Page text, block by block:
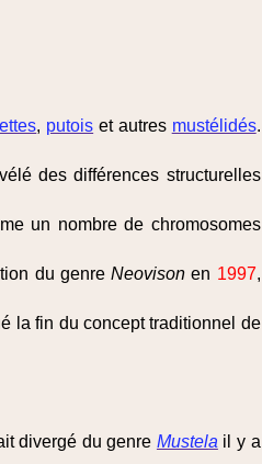
, putois et autres mustélidés.
des différences structurelles
un nombre de chromosomes
du genreNeovison en 1997,
la fin du concept traditionnel de
divergé du genre Mustela il y a